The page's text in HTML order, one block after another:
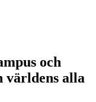
och
världens alla